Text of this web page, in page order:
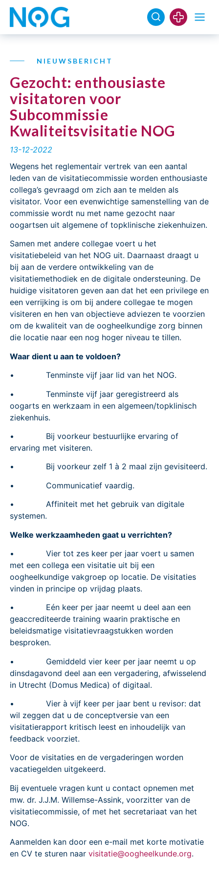
NIEUWSBERICHT
Gezocht: enthousiaste
visitatoren voor
Subcommissie
Kwaliteitsvisitatie NOG
13-12-2022
Wegens het reglementair vertrek van een aantal
leden van de visitatiecommissie worden enthousiaste
collega’s gevraagd om zich aan te melden als
visitator. Voor een evenwichtige samenstelling van de
commissie wordt nu met name gezocht naar
oogartsen uit algemene of topklinische ziekenhuizen.
Samen met andere collegae voert u het
visitatiebeleid van het NOG uit. Daarnaast draagt u
bij aan de verdere ontwikkeling van de
visitatiemethodiek en de digitale ondersteuning. De
huidige visitatoren geven aan dat het een privilege en
een verrijking is om bij andere collegae te mogen
visiteren en hen van objectieve adviezen te voorzien
om de kwaliteit van de oogheelkundige zorg binnen
die locatie naar een nog hoger niveau te tillen.
Waar dient u aan te voldoen?
• Tenminste vijf jaar lid van het NOG.
• Tenminste vijf jaar geregistreerd als
oogarts en werkzaam in een algemeen/topklinisch
ziekenhuis.
• Bij voorkeur bestuurlijke ervaring of
ervaring met visiteren.
• Bij voorkeur zelf 1 à 2 maal zijn gevisiteerd.
• Communicatief vaardig.
• Affiniteit met het gebruik van digitale
systemen.
Welke werkzaamheden gaat u verrichten?
• Vier tot zes keer per jaar voert u samen
met een collega een visitatie uit bij een
oogheelkundige vakgroep op locatie. De visitaties
vinden in principe op vrijdag plaats.
• Eén keer per jaar neemt u deel aan een
geaccrediteerde training waarin praktische en
beleidsmatige visitatievraagstukken worden
besproken.
• Gemiddeld vier keer per jaar neemt u op
dinsdagavond deel aan een vergadering, afwisselend
in Utrecht (Domus Medica) of digitaal.
• Vier à vijf keer per jaar bent u revisor: dat
wil zeggen dat u de conceptversie van een
visitatierapport kritisch leest en inhoudelijk van
feedback voorziet.
Voor de visitaties en de vergaderingen worden
vacatiegelden uitgekeerd.
Bij eventuele vragen kunt u contact opnemen met
mw. dr. J.J.M. Willemse-Assink, voorzitter van de
visitatiecommissie, of met het secretariaat van het
NOG.
Aanmelden kan door een e-mail met korte motivatie
en CV te sturen naar visitatie@oogheelkunde.org.